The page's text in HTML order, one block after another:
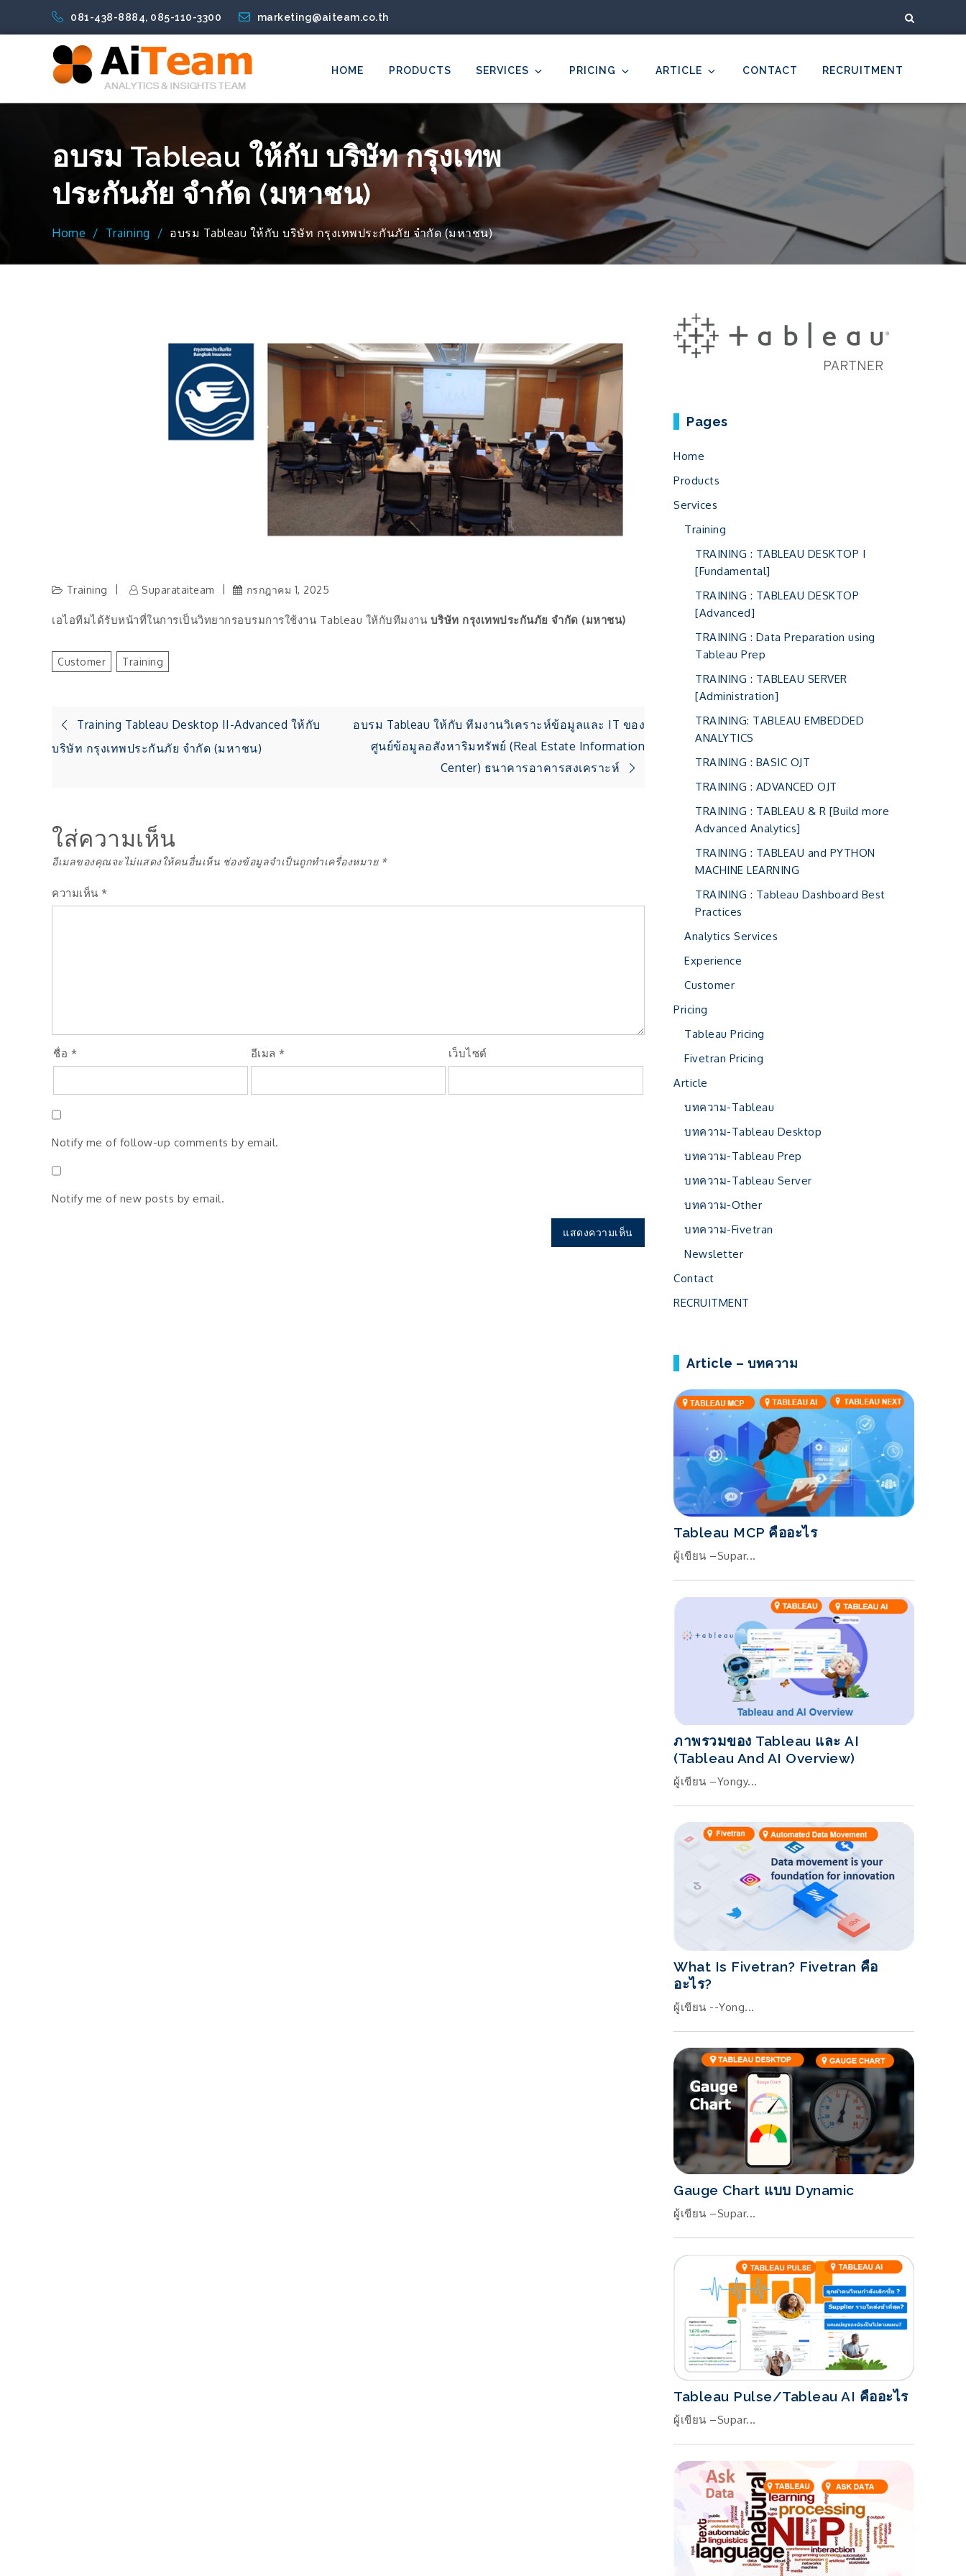
081-438-8884, 085-110-3300
marketing@aiteam.co.th
Analytics
and
Insights
Analytics
Services
Blog
Consulting
and
Coaching
Contact
Customer
Dashboarding
Services
Data
Management
Services
Embedded
Analytics
Services
Experience
Fivetran
Fivetran
Pricing
Home
More
Pricing
Products
RECRUITMENT
Services
Software
Support
Services
Tableau
Migration
Services
Tableau
Pricing
TABLEAU
SELF
SERVICE
RAPID
START
Training
TRAINING
ADVANCED
OJT
TRAINING
BASIC
OJT
TRAINING
Data
Preparation
using
TRAINING
TABLEAU
R
Advanced
TRAINING
TABLEAU
and
PYTHON
TRAINING
Tableau
Dashboard
Best
TRAINING
TABLEAU
DESKTOP
[Advanced]
TRAINING
TABLEAU
DESKTOP
I
TRAINING
TABLEAU
SERVER
[Administration]
Training
Tableau
Fundamental
ให้
กับ
สยาม
โบต้
า
จำกัด.
(โรงงาน
Training
Tableau
Fundamental,
Advanced
และ
ให้
ศูนย์
เทคโนโลยี
มหาวิทยาลัย
วลัย
TRAINING:
TABLEAU
EMBEDDED
ANALYTICS
Welcome
AiTeam
การ
เสริม
สร้าง
ความ
รู้
สู่
เป็น
องค์กร
ดูแล
ชั้น
เสริม
ทักษะ
ด้าน
Data
Visualization
ข้น
ขึ้น!
AiTeam Co., Ltd.
HOME PRODUCTS SERVICES PRICING ARTICLE CONTACT RECRUITMENT
อบรม Tableau ให้กับ บริษัท กรุงเทพ
ประกันภัย จำกัด (มหาชน)
Home Training อบรม Tableau ให้กับ บริษัท กรุงเทพประกันภัย จำกัด (มหาชน)
Training Suparataiteam กรกฎาคม 1, 2025
เอไอทีมได้รับหน้าที่ในการเป็นวิทยากรอบรมการใช้งาน Tableau ให้กับทีมงาน บริษัท กรุงเทพประกันภัย จำกัด (มหาชน)
Customer Training
แนะแนว
Training Tableau Desktop II-Advanced ให้กับ
บริษัท กรุงเทพประกันภัย จำกัด (มหาชน)
อบรม Tableau ให้กับ ทีมงานวิเคราะห์ข้อมูลและ IT ของ
ศูนย์ข้อมูลอสังหาริมทรัพย์ (Real Estate Information
Center) ธนาคารอาคารสงเคราะห์
ใส่ความเห็น
อีเมลของคุณจะไม่แสดงให้คนอื่นเห็น ช่องข้อมูลจำเป็นถูกทำเครื่องหมาย *
ความเห็น *
ชื่อ * อีเมล* เว็บไซต์
Notify me of follow-up comments by email.
Notify me of new posts by email.
Pages
Home
Products
Services
Training
TRAINING : TABLEAU DESKTOP I
[Fundamental]
TRAINING : TABLEAU DESKTOP
[Advanced]
TRAINING : Data Preparation using
Tableau Prep
TRAINING : TABLEAU SERVER
[Administration]
TRAINING: TABLEAU EMBEDDED
ANALYTICS
TRAINING : BASIC OJT
TRAINING : ADVANCED OJT
TRAINING : TABLEAU & R [Build more
Advanced Analytics]
TRAINING : TABLEAU and PYTHON
MACHINE LEARNING
TRAINING : Tableau Dashboard Best
Practices
Analytics Services
Experience
Customer
Pricing
Tableau Pricing
Fivetran Pricing
Article
บทความ-Tableau
บทความ-Tableau Desktop
บทความ-Tableau Prep
บทความ-Tableau Server
บทความ-Other
บทความ-Fivetran
Newsletter
Contact
RECRUITMENT
Article – บทความ
Tableau MCP คืออะไร
ผู้เขียน –Supar...
ภาพรวมของ Tableau และ AI
(Tableau And AI Overview)
ผู้เขียน –Yongy...
What Is Fivetran? Fivetran คือ
อะไร?
ผู้เขียน --Yong...
Gauge Chart แบบ Dynamic
ผู้เขียน –Supar...
Tableau Pulse/Tableau AI คืออะไร
ผู้เขียน –Supar...